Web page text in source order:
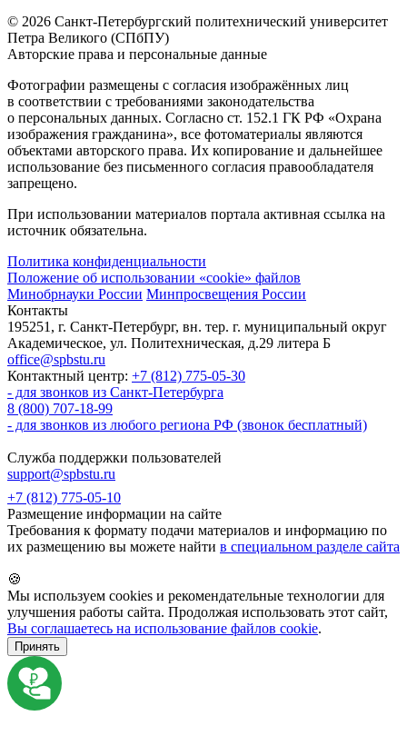
© 2026 Санкт-Петербургский политехнический университет
Петра Великого (СПбПУ)
Авторские права и персональные данные
Фотографии размещены с согласия изображённых лиц
в соответствии с требованиями законодательства
о персональных данных. Согласно ст. 152.1 ГК РФ «Охрана
изображения гражданина», все фотоматериалы являются
объектами авторского права. Их копирование и дальнейшее
использование без письменного согласия правообладателя
запрещено.
При использовании материалов портала активная ссылка на
источник обязательна.
Политика конфиденциальности
Положение об использовании «cookie» файлов
Минобрнауки России Минпросвещения России
Контакты
195251, г. Санкт-Петербург, вн. тер. г. муниципальный округ
Академическое, ул. Политехническая, д.29 литера Б
office@spbstu.ru
Контактный центр: +7 (812) 775-05-30
- для звонков из Санкт-Петербурга
8 (800) 707-18-99
- для звонков из любого региона РФ (звонок бесплатный)
Служба поддержки пользователей
support@spbstu.ru
+7 (812) 775-05-10
Размещение информации на сайте
Требования к формату подачи материалов и информацию по
их размещению вы можете найти в специальном разделе сайта
🍪
Мы используем cookies и рекомендательные технологии для
улучшения работы сайта. Продолжая использовать этот сайт,
Вы соглашаетесь на использование файлов cookie.
Принять